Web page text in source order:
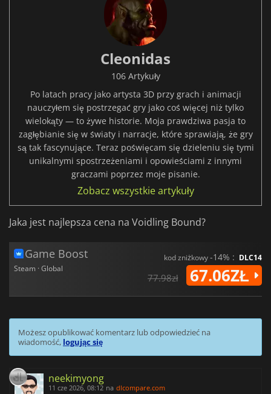
Cleonidas
106 Artykuły
Po latach pracy jako artysta 3D przy grach i animacji
nauczyłem się postrzegać gry jako coś więcej niż tylko
wielokąty — to żywe historie. Moja prawdziwa pasja to
zagłębianie się w światy i narracje, które sprawiają, że gry
są tak fascynujące. Teraz poświęcam się dzieleniu się tymi
unikalnymi spostrzeżeniami i opowieściami z innymi
graczami poprzez moje pisanie.
Zobacz wszystkie artykuły
Jaka jest najlepsza cena na Voidling Bound?
Game Boost
Steam · Global
kod zniżkowy-14% : DLC14
77.98zł 67.06ZŁ
Możesz opublikować komentarz lub odpowiedzieć na
wiadomość, logując się
neekimyong
11 cze 2026, 08:12 na dlcompare.com